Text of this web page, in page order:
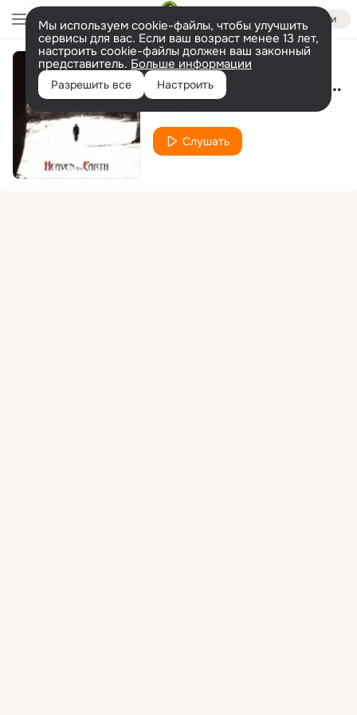
Войти
Мы используем cookie-файлы, чтобы улучшить
сервисы для вас. Если ваш возраст менее 13 лет,
настроить cookie-файлы должен ваш законный
представитель. Больше информации
Разрешить все Настроить Shadow of the Tyburn Tree
Слушать